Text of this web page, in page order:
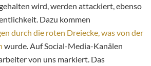
wird, werden attackiert, ebenso
Dazu kommen
durch die roten Dreiecke, was von der
wurde. Auf Social-Media-Kanälen
von uns markiert. Das